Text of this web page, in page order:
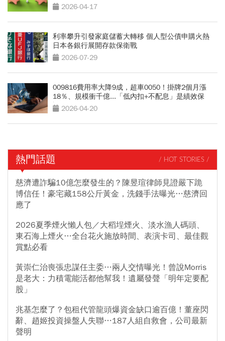
2026-04-17
利率攀升引發家庭儲蓄大轉移 個人型公債申購火熱
日本各銀行展開存款保衛戰
2026-07-29
009816費用率大降9成，超車0050！掛牌2個月漲
18％、規模衝千億...「低內扣+不配息」是績效保
證？2026-04-20
熱門話題 / HOT STORIES /
慈濟遭詐騙10億怎麼發生的？陳昱瑄律師見證嚴下跪
博信任！豪宅藏158公斤黃金，洗錢手法曝光…慈濟回
應了
2026夏季煙火懶人包／大稻埕煙火、淡水漁人碼頭、
東石海上煙火…全台花火施放時間、表演卡司、最佳觀
賞點必看
黃崇仁治喪張忠謀任主委…兩人交情曝光！曾說Morris
是老大：力積電能活都他幫我！遺屬發聲「明年定要配
股」
兆基怎麼了？包租代管龍頭爆資金缺口逾百億！董座閃
辭、趙姬投資操盤人失聯…187人組自救會，公司最新
聲明